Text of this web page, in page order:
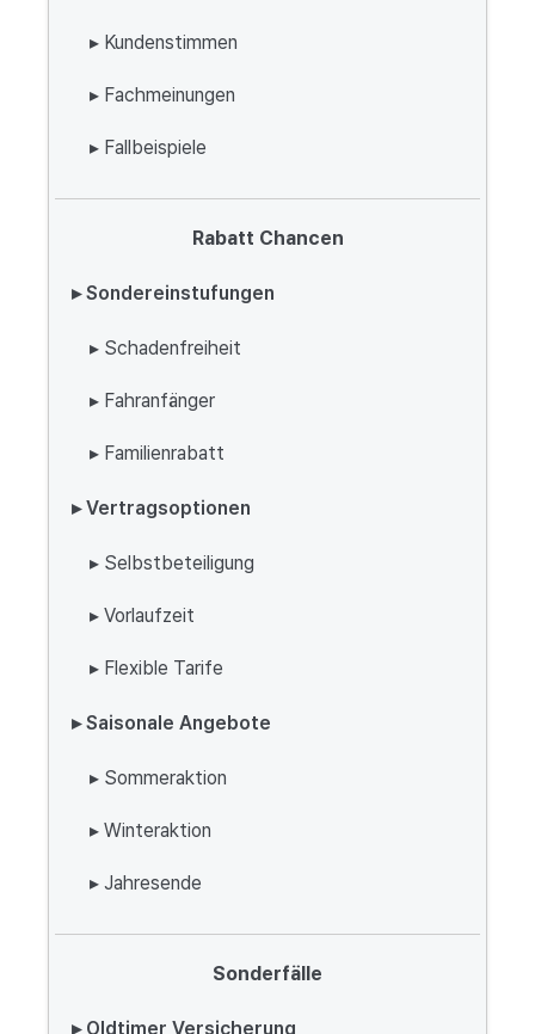
▸ Kundenstimmen
▸ Fachmeinungen
▸ Fallbeispiele
Rabatt Chancen
▸ Sondereinstufungen
▸ Schadenfreiheit
▸ Fahranfänger
▸ Familienrabatt
▸ Vertragsoptionen
▸ Selbstbeteiligung
▸ Vorlaufzeit
▸ Flexible Tarife
▸ Saisonale Angebote
▸ Sommeraktion
▸ Winteraktion
▸ Jahresende
Sonderfälle
▸ Oldtimer Versicherung